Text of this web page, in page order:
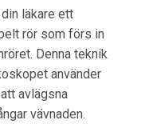
läkare ett
rör som förs in
Denna teknik
använder
avlägsna
vävnaden.